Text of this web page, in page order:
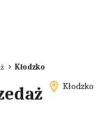
Kłodzko
Kłodzko